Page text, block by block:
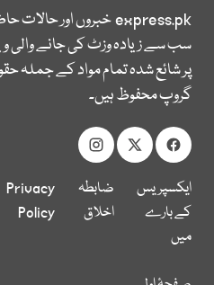
express.pkخبروں اور حالات
سب سے زیادہ وزٹ کی جانے
پر شائع شدہ تمام مواد کے جملہ
گروپ محفوظ ہیں۔
ایکسپریس
کے بارے
میں
ضابطہ
اخلاق
Privacy
Policy